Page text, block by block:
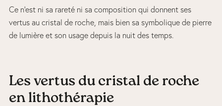
Ce n’est ni sa rareté ni sa composition qui donnent ses
vertus au cristal de roche, mais bien sa symbolique de pierre
de lumière et son usage depuis la nuit des temps.
Les vertus du cristal de roche
en lithothérapie